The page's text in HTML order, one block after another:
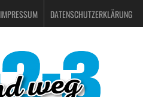
IMPRESSUM DATENSCHUTZERKLÄRUNG